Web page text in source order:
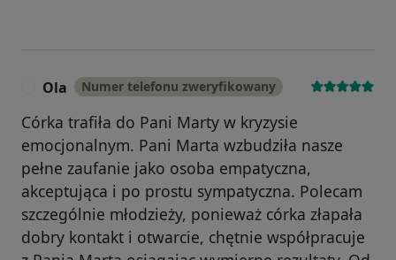
Ola Numer telefonu zweryfikowany
Córka trafiła do Pani Marty w kryzysie
emocjonalnym. Pani Marta wzbudziła nasze
pełne zaufanie jako osoba empatyczna,
akceptująca i po prostu sympatyczna. Polecam
szczególnie młodzieży, ponieważ córka złapała
dobry kontakt i otwarcie, chętnie współpracuje